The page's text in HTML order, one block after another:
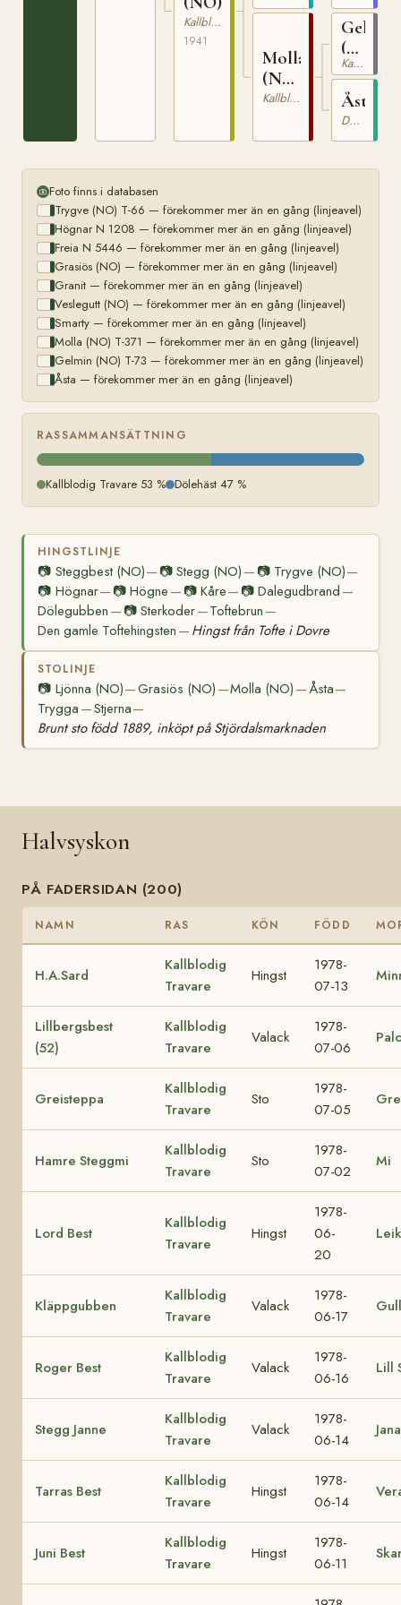
Kallblodig Travare
1941
Molla
(NO)
T- Kallblodig Travare
Gelmin
(NO)
T-
73
Kallblodig Travare
Åsta
Dölehäst
Foto finns i databasen
Trygve (NO) T-66 — förekommer mer än en gång (linjeavel)
Högnar N 1208 — förekommer mer än en gång (linjeavel)
Freia N 5446 — förekommer mer än en gång (linjeavel)
Grasiös (NO) — förekommer mer än en gång (linjeavel)
Granit — förekommer mer än en gång (linjeavel)
Veslegutt (NO) — förekommer mer än en gång (linjeavel)
Smarty — förekommer mer än en gång (linjeavel)
Molla (NO) T-371 — förekommer mer än en gång (linjeavel)
Gelmin (NO) T-73 — förekommer mer än en gång (linjeavel)
Åsta — förekommer mer än en gång (linjeavel)
RASSAMMANSÄTTNING
Kallblodig Travare 53 % Dölehäst 47 %
HINGSTLINJE
📷 Steggbest (NO)— 📷Stegg (NO) — 📷 Trygve (NO)—
📷 Högnar— 📷Högne — 📷 Kåre— 📷 Dalegudbrand —
Dölegubben — 📷Sterkoder—Toftebrun —
Den gamle Toftehingsten — Hingst från Tofte i Dovre
STOLINJE
📷 Ljönna (NO)—Grasiös (NO) —Molla (NO) —Åsta—
Trygga —Stjerna—
Brunt sto född 1889, inköpt på Stjördalsmarknaden
Halvsyskon
PÅ FADERSIDAN (200)
NAMN RAS KÖN FÖDD
H.A.Sard
Kallblodig
Travare
Hingst
1978-
07-13
Lillbergsbest
(52)
Kallblodig
Travare
Valack
1978-
07-06
Greisteppa
Kallblodig
Travare
Sto
1978-
07-05
Hamre Steggmi
Kallblodig
Travare
Sto
1978-
07-02
Mi
Lord Best
Kallblodig
Travare
Hingst
1978-
06-
20
Kläppgubben
Kallblodig
Travare
Valack
1978-
06-17
Roger Best
Kallblodig
Travare
Valack
1978-
06-16
Lill
Stegg Janne
Kallblodig
Travare
Valack
1978-
06-14
Jana
Tarras Best
Kallblodig
Travare
Hingst
1978-
06-14
Juni Best
Kallblodig
Travare
Hingst
1978-
06-11